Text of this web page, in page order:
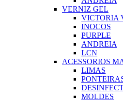
VERNIZ GEL
VICTORIA
INOCOS
PURPLE
ANDREIA
LCN
ACESSORIOS
LIMAS
MOLDES